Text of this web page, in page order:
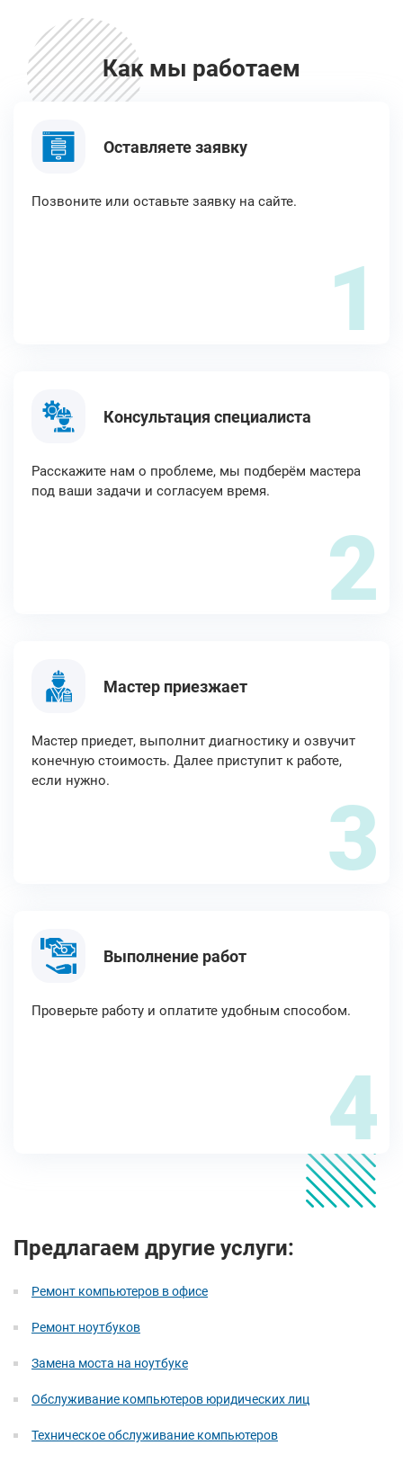
Как мы работаем
Оставляете заявку
Позвоните или оставьте заявку на сайте.
1
Консультация специалиста
Расскажите нам о проблеме, мы подберём мастера
под ваши задачи и согласуем время.
2
Мастер приезжает
Мастер приедет, выполнит диагностику и озвучит
конечную стоимость. Далее приступит к работе,
если нужно.
3
Выполнение работ
Проверьте работу и оплатите удобным способом.
4
Предлагаем другие услуги:
Ремонт компьютеров в офисе
Ремонт ноутбуков
Замена моста на ноутбуке
Обслуживание компьютеров юридических лиц
Техническое обслуживание компьютеров